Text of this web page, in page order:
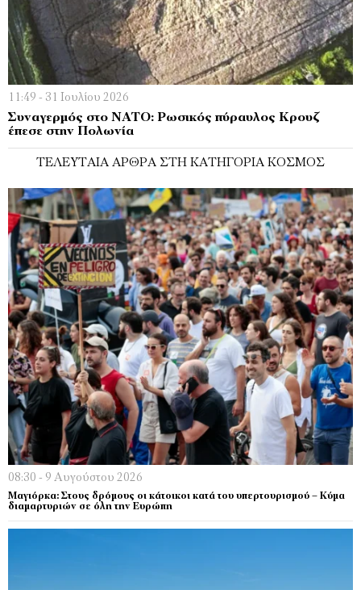
11:49 - 31 Ιουλίου 2026
Συναγερμός στο ΝΑΤΟ: Ρωσικός πύραυλος Κρουζ
έπεσε στην Πολωνία
ΤΕΛΕΥΤΑΊΑ ΆΡΘΡΑ ΣΤΗ ΚΑΤΗΓΟΡΊΑ ΚΌΣΜΟΣ
08:30 - 9 Αυγούστου 2026
Μαγιόρκα: Στους δρόμους οι κάτοικοι κατά του υπερτουρισμού – Κύμα
διαμαρτυριών σε όλη την Ευρώπη